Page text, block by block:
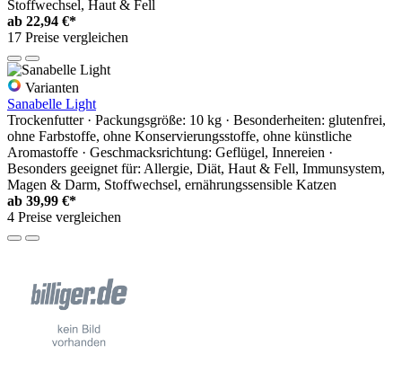
Stoffwechsel, Haut & Fell
ab 22,94 €*
17 Preise vergleichen
Varianten
Sanabelle Light
Trockenfutter · Packungsgröße: 10 kg · Besonderheiten: glutenfrei,
ohne Farbstoffe, ohne Konservierungsstoffe, ohne künstliche
Aromastoffe · Geschmacksrichtung: Geflügel, Innereien ·
Besonders geeignet für: Allergie, Diät, Haut & Fell, Immunsystem,
Magen & Darm, Stoffwechsel, ernährungssensible Katzen
ab 39,99 €*
4 Preise vergleichen